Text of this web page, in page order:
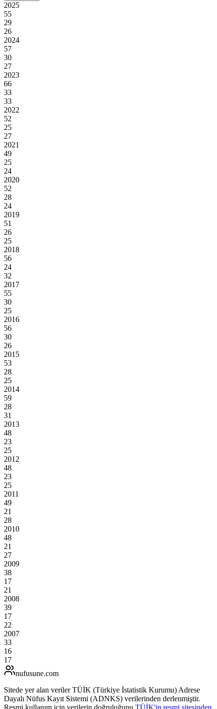
2025
55
29
26
2024
57
30
27
2023
66
33
33
2022
52
25
27
2021
49
25
24
2020
52
28
24
2019
51
26
25
2018
56
24
32
2017
55
30
25
2016
56
30
26
2015
53
28
25
2014
59
28
31
2013
48
23
25
2012
48
23
25
2011
49
21
28
2010
48
21
27
2009
38
17
21
2008
39
17
22
2007
33
16
17
nufusune.com
Sitede yer alan veriler TÜİK (Türkiye İstatistik Kurumu) Adrese
Dayalı Nüfus Kayıt Sistemi (ADNKS) verilerinden derlenmiştir.
Resmi kullanım için verilerin doğruluğunu TÜİK'in resmi sitesinden